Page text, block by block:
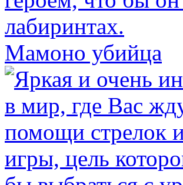
Мамоно убийца